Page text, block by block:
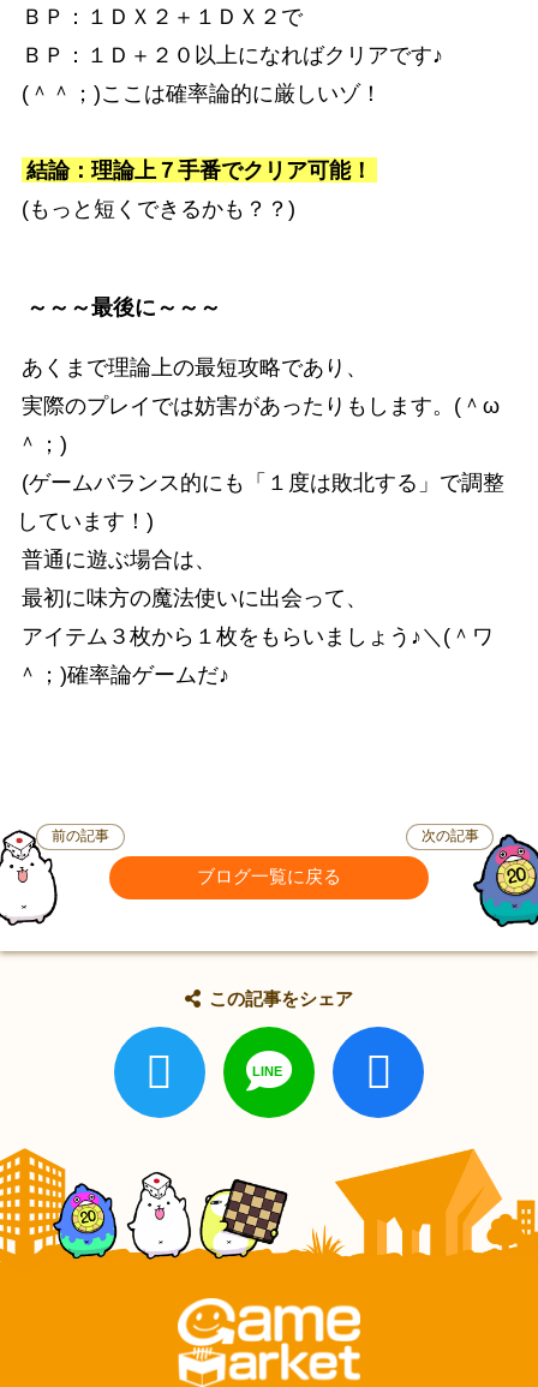
ＢＰ：１ＤＸ２＋１ＤＸ２で
ＢＰ：１Ｄ＋２０以上になればクリアです♪
(＾＾；)ここは確率論的に厳しいゾ！
結論：理論上７手番でクリア可能！
(もっと短くできるかも？？)
～～～最後に～～～
あくまで理論上の最短攻略であり、
実際のプレイでは妨害があったりもします。(＾ω
＾；)
(ゲームバランス的にも「１度は敗北する」で調整
しています！)
普通に遊ぶ場合は、
最初に味方の魔法使いに出会って、
アイテム３枚から１枚をもらいましょう♪＼(＾ワ
＾；)確率論ゲームだ♪
前の記事
ブログ一覧に戻る
次の記事
この記事をシェア